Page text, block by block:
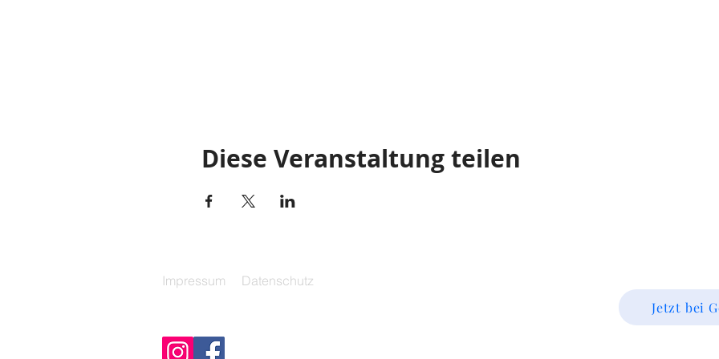
Diese Veranstaltung teilen
Impressum Datenschutz
Jetzt bei